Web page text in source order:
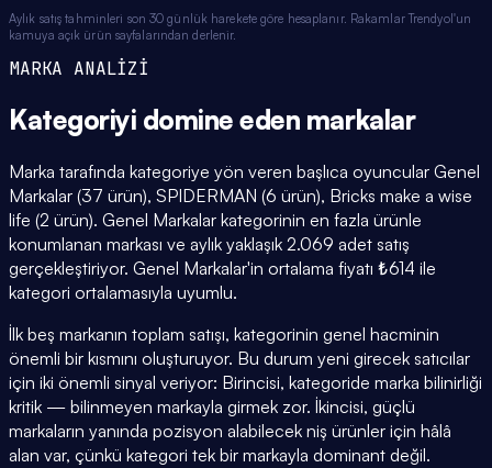
Aylık satış tahminleri son 30 günlük harekete göre hesaplanır. Rakamlar Trendyol'un
kamuya açık ürün sayfalarından derlenir.
MARKA ANALİZİ
Kategoriyi domine eden markalar
Marka tarafında kategoriye yön veren başlıca oyuncular Genel
Markalar (37 ürün), SPIDERMAN (6 ürün), Bricks make a wise
life (2 ürün). Genel Markalar kategorinin en fazla ürünle
konumlanan markası ve aylık yaklaşık 2.069 adet satış
gerçekleştiriyor. Genel Markalar'in ortalama fiyatı ₺614 ile
kategori ortalamasıyla uyumlu.
İlk beş markanın toplam satışı, kategorinin genel hacminin
önemli bir kısmını oluşturuyor. Bu durum yeni girecek satıcılar
için iki önemli sinyal veriyor: Birincisi, kategoride marka bilinirliği
kritik — bilinmeyen markayla girmek zor. İkincisi, güçlü
markaların yanında pozisyon alabilecek niş ürünler için hâlâ
alan var, çünkü kategori tek bir markayla dominant değil.